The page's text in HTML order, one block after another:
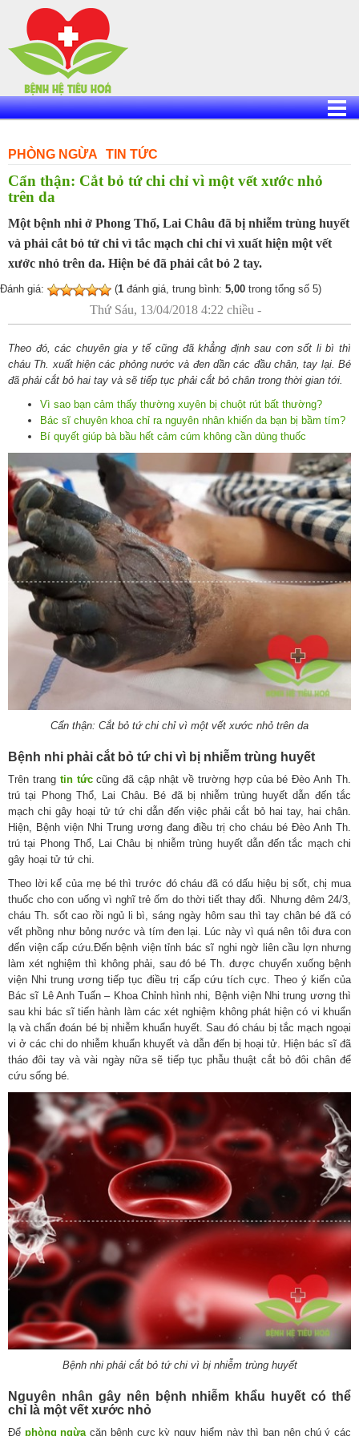
content
PHÒNG NGỪA TIN TỨC
Cẩn thận: Cắt bỏ tứ chi chỉ vì một vết xước nhỏ
trên da
Một bệnh nhi ở Phong Thổ, Lai Châu đã bị nhiễm trùng huyết
và phải cắt bỏ tứ chi vì tắc mạch chi chỉ vì xuất hiện một vết
xước nhỏ trên da. Hiện bé đã phải cắt bỏ 2 tay.
Đánh giá: (1 đánh giá, trung bình: 5,00 trong tổng số 5)
Thứ Sáu, 13/04/2018 4:22 chiều -
Theo đó, các chuyên gia y tế cũng đã khẳng định sau cơn sốt li bì thì
cháu Th. xuất hiện các phỏng nước và đen dần các đầu chân, tay lại. Bé
đã phải cắt bỏ hai tay và sẽ tiếp tục phải cắt bỏ chân trong thời gian tới.
Vì sao bạn cảm thấy thường xuyên bị chuột rút bất thường?
Bác sĩ chuyên khoa chỉ ra nguyên nhân khiến da bạn bị bầm tím?
Bí quyết giúp bà bầu hết cảm cúm không cần dùng thuốc
Cẩn thận: Cắt bỏ tứ chi chỉ vì một vết xước nhỏ trên da
Bệnh nhi phải cắt bỏ tứ chi vì bị nhiễm trùng huyết
Trên trang tin tứccũng đã cập nhật về trường hợp của bé Đèo Anh Th.
trú tại Phong Thổ, Lai Châu. Bé đã bị nhiễm trùng huyết dẫn đến tắc
mạch chi gây hoại tử tứ chi dẫn đến việc phải cắt bỏ hai tay, hai chân.
Hiện, Bệnh viện Nhi Trung ương đang điều trị cho cháu bé Đèo Anh Th.
trú tại Phong Thổ, Lai Châu bị nhiễm trùng huyết dẫn đến tắc mạch chi
gây hoại tử tứ chi.
Theo lời kể của mẹ bé thì trước đó cháu đã có dấu hiệu bị sốt, chị mua
thuốc cho con uống vì nghĩ trẻ ốm do thời tiết thay đổi. Nhưng đêm 24/3,
cháu Th. sốt cao rồi ngủ li bì, sáng ngày hôm sau thì tay chân bé đã có
vết phồng như bỏng nước và tím đen lại. Lúc này vì quá nên tôi đưa con
đến viện cấp cứu.Đến bệnh viện tỉnh bác sĩ nghi ngờ liên cầu lợn nhưng
làm xét nghiệm thì không phải, sau đó bé Th. được chuyển xuống bệnh
viện Nhi trung ương tiếp tục điều trị cấp cứu tích cực. Theo ý kiến của
Bác sĩ Lê Anh Tuấn – Khoa Chỉnh hình nhi, Bệnh viện Nhi trung ương thì
sau khi bác sĩ tiến hành làm các xét nghiệm không phát hiện có vi khuẩn
lạ và chẩn đoán bé bị nhiễm khuẩn huyết. Sau đó cháu bị tắc mạch ngoại
vi ở các chi do nhiễm khuẩn khuyết và dẫn đến bị hoại tử. Hiện bác sĩ đã
tháo đôi tay và vài ngày nữa sẽ tiếp tục phẫu thuật cắt bỏ đôi chân để
cứu sống bé.
Bệnh nhi phải cắt bỏ tứ chi vì bị nhiễm trùng huyết
Nguyên nhân gây nên bệnh nhiễm khẩu huyết có thể
chỉ là một vết xước nhỏ
Để phòng ngừacăn bệnh cực kỳ nguy hiểm này thì bạn nên chú ý các